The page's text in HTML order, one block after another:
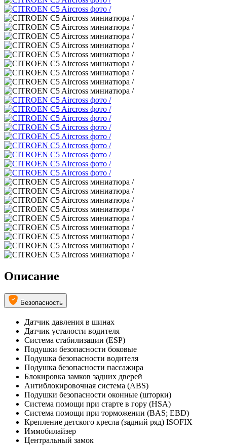
Описание
Безопасность
Датчик давления в шинах
Датчик усталости водителя
Система стабилизации (ESP)
Подушки безопасности боковые
Подушка безопасности водителя
Подушка безопасности пассажира
Блокировка замков задних дверей
Антиблокировочная система (ABS)
Подушки безопасности оконные (шторки)
Система помощи при старте в гору (HSA)
Система помощи при торможении (BAS; EBD)
Крепление детского кресла (задний ряд) ISOFIX
Иммобилайзер
Центральный замок